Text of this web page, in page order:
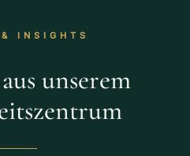
INSIGHTS
unserem